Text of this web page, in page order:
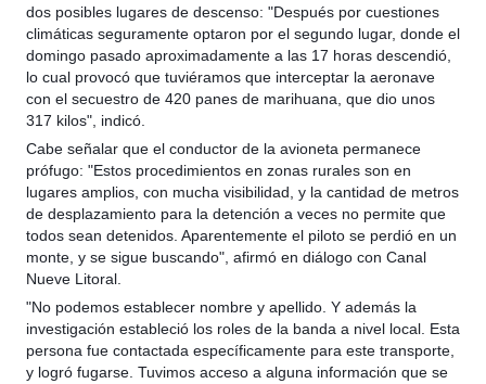
dos posibles lugares de descenso: "Después por cuestiones
climáticas seguramente optaron por el segundo lugar, donde el
domingo pasado aproximadamente a las 17 horas descendió,
lo cual provocó que tuviéramos que interceptar la aeronave
con el secuestro de 420 panes de marihuana, que dio unos
317 kilos", indicó.
Cabe señalar que el conductor de la avioneta permanece
prófugo: "Estos procedimientos en zonas rurales son en
lugares amplios, con mucha visibilidad, y la cantidad de metros
de desplazamiento para la detención a veces no permite que
todos sean detenidos. Aparentemente el piloto se perdió en un
monte, y se sigue buscando", afirmó en diálogo con Canal
Nueve Litoral.
"No podemos establecer nombre y apellido. Y además la
investigación estableció los roles de la banda a nivel local. Esta
persona fue contactada específicamente para este transporte,
y logró fugarse. Tuvimos acceso a alguna información que se